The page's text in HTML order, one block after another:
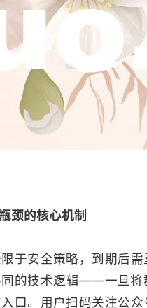
颈的核心机制
于安全策略，到期后
的技术逻辑——一旦将
口。用户扫码关注公